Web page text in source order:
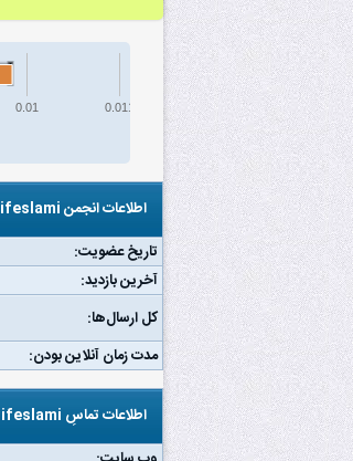
0.01 0.011
اطلاعات انجمن a.sharifeslami
تاریخ عضویت:
آخرین بازدید:
کل ارسال‌ها:
مدت زمان آنلاین بودن:
اطلاعات تماسِ a.sharifeslami